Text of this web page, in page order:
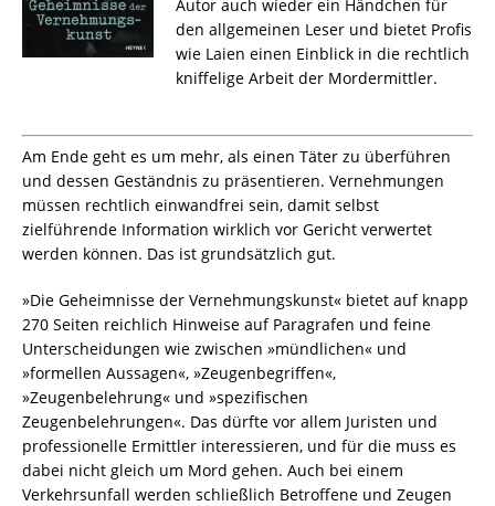
Autor auch wieder ein Händchen für
den allgemeinen Leser und bietet Profis
wie Laien einen Einblick in die rechtlich
kniffelige Arbeit der Mordermittler.
Am Ende geht es um mehr, als einen Täter zu überführen
und dessen Geständnis zu präsentieren. Vernehmungen
müssen rechtlich einwandfrei sein, damit selbst
zielführende Information wirklich vor Gericht verwertet
werden können. Das ist grundsätzlich gut.
»Die Geheimnisse der Vernehmungskunst« bietet auf knapp
270 Seiten reichlich Hinweise auf Paragrafen und feine
Unterscheidungen wie zwischen »mündlichen« und
»formellen Aussagen«, »Zeugenbegriffen«,
»Zeugenbelehrung« und »spezifischen
Zeugenbelehrungen«. Das dürfte vor allem Juristen und
professionelle Ermittler interessieren, und für die muss es
dabei nicht gleich um Mord gehen. Auch bei einem
Verkehrsunfall werden schließlich Betroffene und Zeugen